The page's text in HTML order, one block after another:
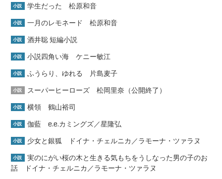
小説 学生だった 松原和音
小説 一月のレモネード 松原和音
小説 酒井聡 短編小説
小説 小説四角い海 ケニー敏江
小説 ふうらり、ゆれる 片島麦子
小説 スーパーヒーローズ 松岡里奈（公開終了）
小説 横領 鶴山裕司
小説 伽藍 e.e.カミングズ／星隆弘
小説 少女と銀狐 ドイナ・チェルニカ／ラモーナ・ツァラヌ
小説
実のにがい桜の木と生きる気もちをうしなった男の子のお
話 ドイナ・チェルニカ／ラモーナ・ツァラヌ